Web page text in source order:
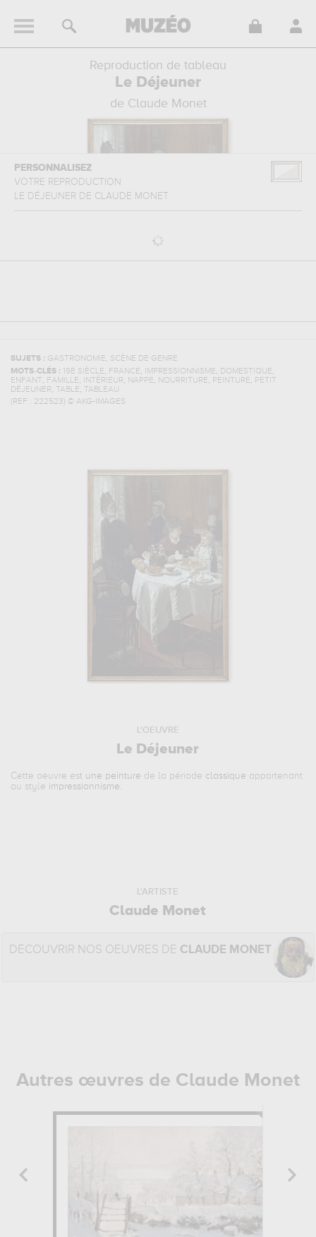
Reproduction de tableau
Le Déjeuner
de Claude Monet
PERSONNALISEZ
VOTRE REPRODUCTION
LE DÉJEUNER DE CLAUDE MONET
SUJETS : GASTRONOMIE, SCÈNE DE GENRE
MOTS-CLÉS :
19E SIÈCLE, FRANCE, IMPRESSIONNISME, DOMESTIQUE,
ENFANT, FAMILLE, INTÉRIEUR, NAPPE, NOURRITURE, PEINTURE, PETIT
DÉJEUNER, TABLE, TABLEAU
(REF : 222523) © AKG-IMAGES
L'OEUVRE
Le Déjeuner
Cette oeuvre est une peinture de la période classique appartenant
au style impressionnisme.
L'ARTISTE
Claude Monet
DÉCOUVRIR NOS OEUVRES DE CLAUDE MONET
Autres œuvres de Claude Monet